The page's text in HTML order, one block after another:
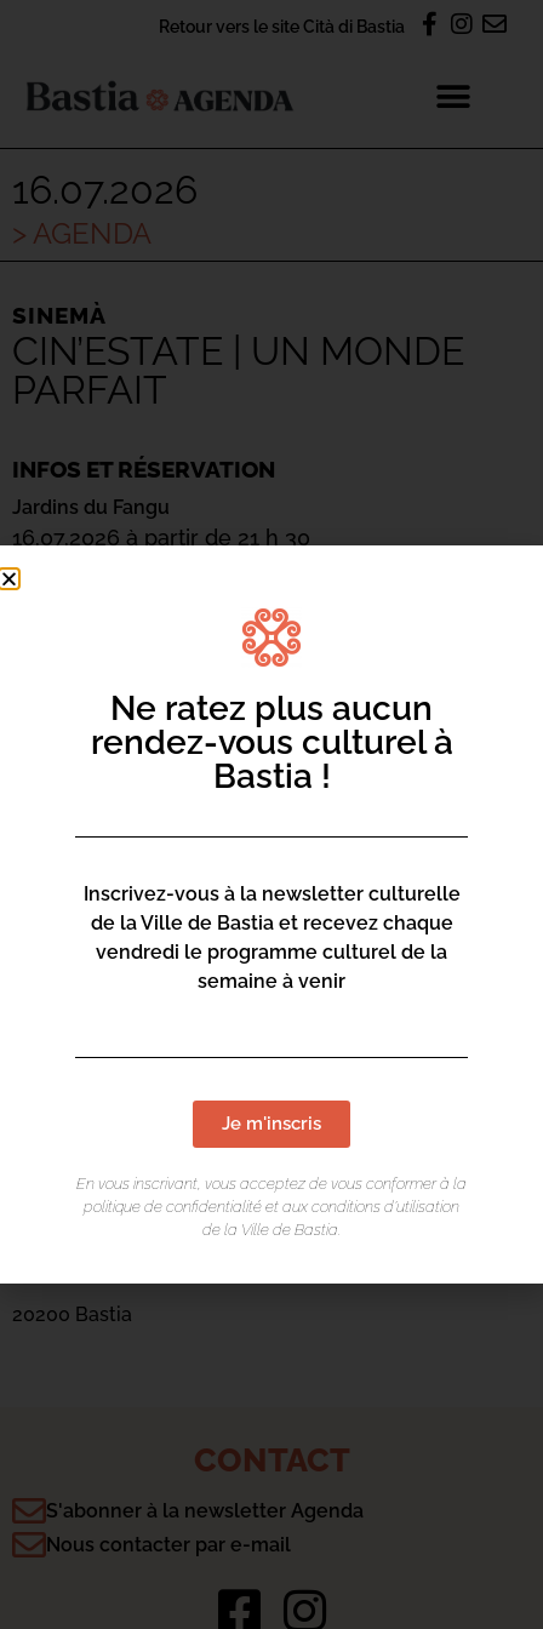
Retour vers le site Cità di Bastia
16.07.2026
> AGENDA
SINEMÀ
CIN’ESTATE | UN MONDE
PARFAIT
INFOS ET RÉSERVATION
Jardins du Fangu
16.07.2026 à partir de 21 h 30
Clint Eastwood – 1993 – 2h18 – VF à partir de 11 ans
Road-movie initiatique où un hors-la-loi réapprend
l’humanité et un enfant rencontre un père. L’un des
meilleurs rôles de Kevin Costner.
LIEU DE L'ÉVÉNEMENT
20200 Bastia
CONTACT
S'abonner à la newsletter Agenda
Nous contacter par e-mail
Ne ratez plus aucun
rendez-vous culturel à
Bastia !
Inscrivez-vous à la newsletter culturelle
de la Ville de Bastia et recevez chaque
vendredi le programme culturel de la
semaine à venir
Je m'inscris
En vous inscrivant, vous acceptez de vous conformer à la
politique de confidentialité et aux conditions d’utilisation
de la Ville de Bastia.